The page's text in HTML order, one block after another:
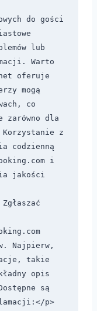
do gości
lub
Warto
oferuje
mogą
co
zarówno dla
z
codzienną
i
jakości
Najpierw,
takie
opis
są
p>